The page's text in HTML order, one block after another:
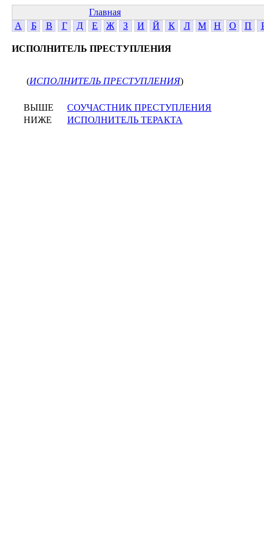
Главная
А
Б В Г Д Е Ж З И Й К Л М Н О П
ИСПОЛНИТЕЛЬ ПРЕСТУПЛЕНИЯ
(ИСПОЛНИТЕЛЬ ПРЕСТУПЛЕНИЯ)
ВЫШЕ
СОУЧАСТНИК ПРЕСТУПЛЕНИЯ
НИЖЕ
ИСПОЛНИТЕЛЬ ТЕРАКТА